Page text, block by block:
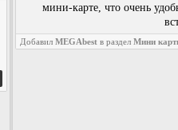
мини-карте, что очень
Добавил MEGAbest в раздел Мини